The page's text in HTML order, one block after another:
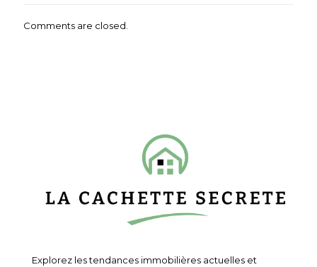
Comments are closed.
Explorez les tendances immobilières actuelles et